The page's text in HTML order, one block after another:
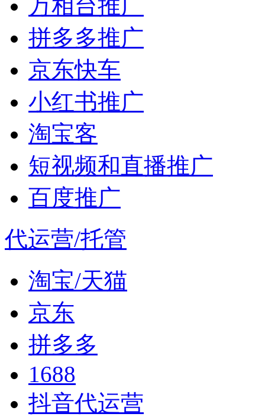
万相台推广
拼多多推广
京东快车
小红书推广
淘宝客
短视频和直播推广
百度推广
代运营/托管
淘宝/天猫
京东
拼多多
1688
抖音代运营